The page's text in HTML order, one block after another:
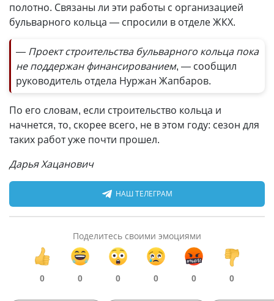
полотно. Связаны ли эти работы с организацией
бульварного кольца — спросили в отделе ЖКХ.
— Проект строительства бульварного кольца пока
не поддержан финансированием, — сообщил
руководитель отдела Нуржан Жапбаров.
По его словам, если строительство кольца и
начнется, то, скорее всего, не в этом году: сезон для
таких работ уже почти прошел.
Дарья Хацанович
НАШ ТЕЛЕГРАМ
Поделитесь своими эмоциями
0 0 0 0 0 0